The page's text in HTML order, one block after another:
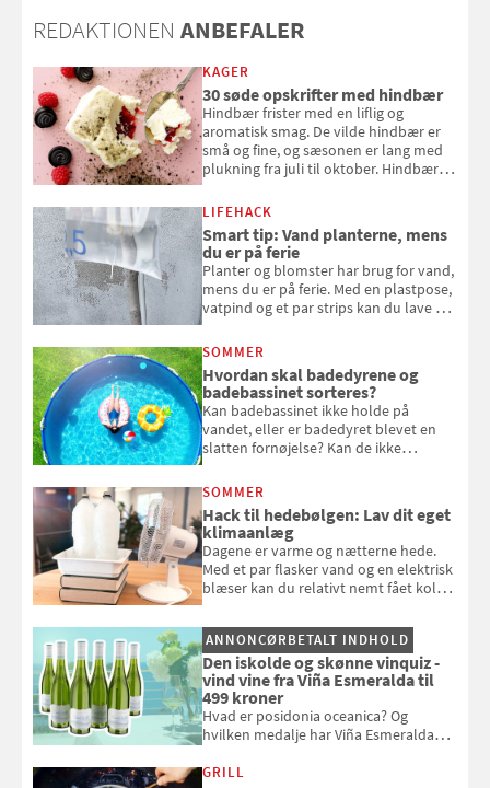
REDAKTIONEN ANBEFALER
KAGER
30 søde opskrifter med hindbær
Hindbær frister med en liflig og
aromatisk smag. De vilde hindbær er
små og fine, og sæsonen er lang med
plukning fra juli til oktober. Hindbær
kan bruge dine hindbær i alt fra
bagværk og salater til is og syltning.
LIFEHACK
Smart tip: Vand planterne, mens
du er på ferie
Planter og blomster har brug for vand,
mens du er på ferie. Med en plastpose,
vatpind og et par strips kan du lave dit
at bede naboen om at vande eller
komme hjem til døde planter
SOMMER
Hvordan skal badedyrene og
badebassinet sorteres?
Kan badebassinet ikke holde på
vandet, eller er badedyret blevet en
slatten fornøjelse? Kan de ikke
opmærksom, når du smider
badebassinet eller et badedyr ud
SOMMER
Hack til hedebølgen: Lav dit eget
klimaanlæg
Dagene er varme og nætterne hede.
Med et par flasker vand og en elektrisk
blæser kan du relativt nemt fået koldt
og se, hvordan du gør
ANNONCØRBETALT INDHOLD
Den iskolde og skønne vinquiz -
vind vine fra Viña Esmeralda til
499 kroner
Hvad er posidonia oceanica? Og
hvilken medalje har Viña Esmeralda
med i Samvirkes skønne vinquiz, hvor
GRILL